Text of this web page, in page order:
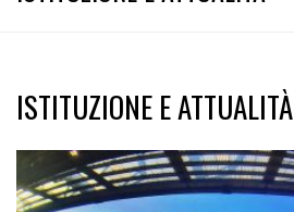
ISTITUZIONE E ATTUALITÀ